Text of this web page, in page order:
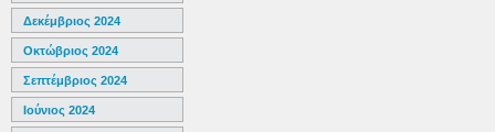
Δεκέμβριος 2024
Οκτώβριος 2024
Σεπτέμβριος 2024
Ιούνιος 2024